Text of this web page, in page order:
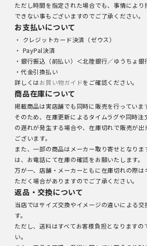
ただし時間を指定された場合でも、事情によ
できない事もございますのでご了承ください。
お支払いについて
・ クレジットカード決済（ゼウス）
・ PayPal決済
・銀行振込（前払い）＜北陸銀行／ゆうちょ銀
・代金引換払い
詳しくはお買い物ガイドをご確認ください。
商品在庫について
掲載商品は実店舗でも同時に販売を行っていま
そのため、在庫更新によるタイムラグや同時注
の遅れが発生する場合や、在庫切れで販売が
ございます。
また、一部の商品はメーカー取り寄せとなりま
は、お電話にて在庫の確認をお願いたします。
万が一、店舗・メーカーともに在庫切れの際は
ただく場合がありますのでご了承ください。
返品・交換について
当店ではサイズ交換やイメージの違いによる交
す。
ただし、送料はすべてお客様負担となりますの
い。